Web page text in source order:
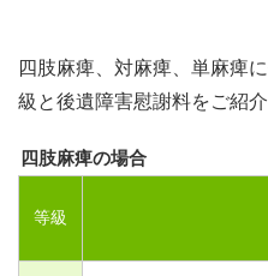
四肢麻痺、対麻痺、単麻痺
級と後遺障害慰謝料をご紹介
四肢麻痺の場合
等級